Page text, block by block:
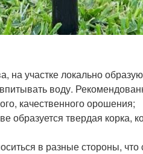
на участке локально
воду.
качественного орошения;
твердая корка,
в разные стороны,